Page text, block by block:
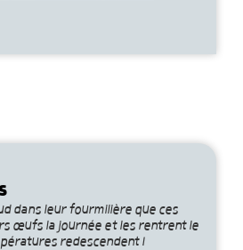
dans leur fourmilière que ces
œufs la journée et les rentrent le
redescendent !